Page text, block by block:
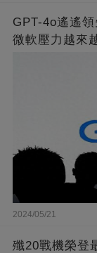
GPT-4o遙遙
微軟壓力越來
2024/05/21
殲20戰機榮登